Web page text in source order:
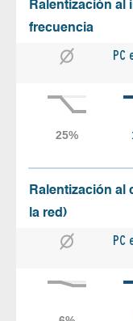
Ralentización al
frecuencia
PC
Ralentización al
la red)
PC